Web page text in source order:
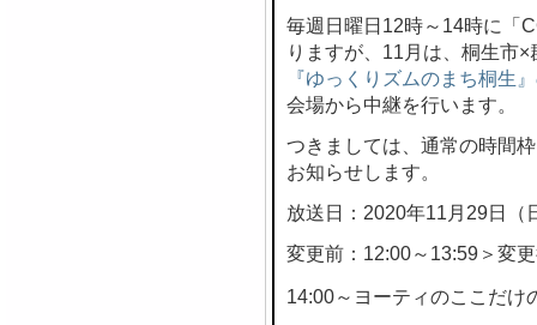
毎週日曜日12時～14時に「
りますが、11月は、桐生市
『ゆっくりズムのまち桐生
会場から中継を行います。
つきましては、通常の時間
お知らせします。
放送日：2020年11月29日（
変更前：12:00～13:59＞変
14:00～ヨーティのここだけ